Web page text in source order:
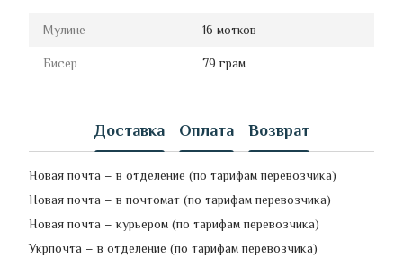
Мулине 16 мотков
Бисер 79 грам
Доставка Оплата Возврат
Новая почта – в отделение (по тарифам перевозчика)
Новая почта – в почтомат (по тарифам перевозчика)
Новая почта – курьером (по тарифам перевозчика)
Укрпочта – в отделение (по тарифам перевозчика)